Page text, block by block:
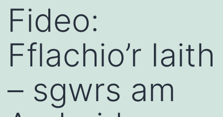
Fideo:
Fflachio’r Iaith
– sgwrs am